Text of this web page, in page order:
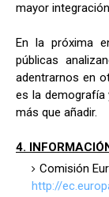
mayor
En la próxima
públicas
adentrarnos en
es la demografía
más que añadir.
4.
Comisión
http://